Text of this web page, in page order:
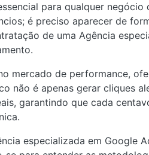
para qualquer
é preciso aparecer de
de uma Agência
mercado de performance,
não é apenas gerar cliques
garantindo que cada
especializada em Google